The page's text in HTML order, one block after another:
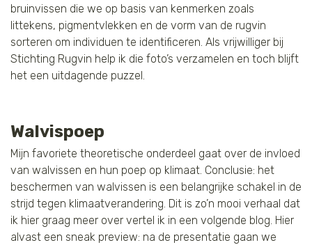
bruinvissen die we op basis van kenmerken zoals
littekens, pigmentvlekken en de vorm van de rugvin
sorteren om individuen te identificeren. Als vrijwilliger bij
Stichting Rugvin help ik die foto’s verzamelen en toch blijft
het een uitdagende puzzel.
Walvispoep
Mijn favoriete theoretische onderdeel gaat over de invloed
van walvissen en hun poep op klimaat. Conclusie: het
beschermen van walvissen is een belangrijke schakel in de
strijd tegen klimaatverandering. Dit is zo’n mooi verhaal dat
ik hier graag meer over vertel ik in een volgende blog. Hier
alvast een sneak preview: na de presentatie gaan we